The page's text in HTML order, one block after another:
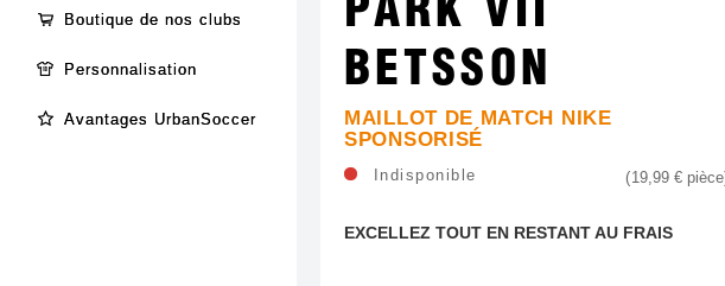
Boutique de nos clubs
Personnalisation
Avantages UrbanSoccer
PARK VII
BETSSON
MAILLOT DE MATCH NIKE
SPONSORISÉ
Indisponible 19,99 € pièce
EXCELLEZ TOUT EN RESTANT AU FRAIS